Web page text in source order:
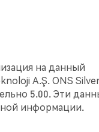
на данный
A.Ş. ONS
5.00. Эти
информации.